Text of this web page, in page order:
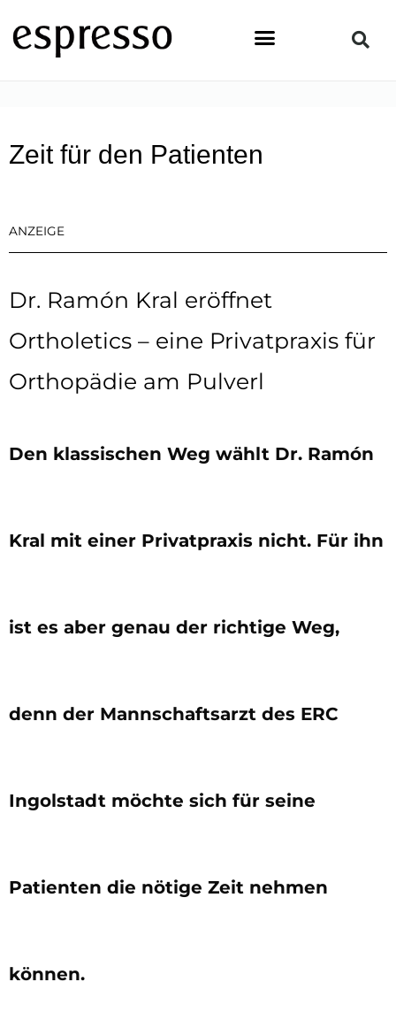
Inhalt
springen
Zeit für den Patienten
ANZEIGE
Dr. Ramón Kral eröffnet
Ortholetics – eine Privatpraxis für
Orthopädie am Pulverl
Den klassischen Weg wählt Dr. Ramón
Kral mit einer Privatpraxis nicht. Für ihn
ist es aber genau der richtige Weg,
denn der Mannschaftsarzt des ERC
Ingolstadt möchte sich für seine
Patienten die nötige Zeit nehmen
können.